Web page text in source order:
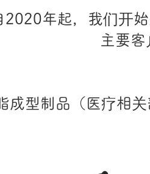
2020年起，我们开
主要客
成型制品（医疗相关